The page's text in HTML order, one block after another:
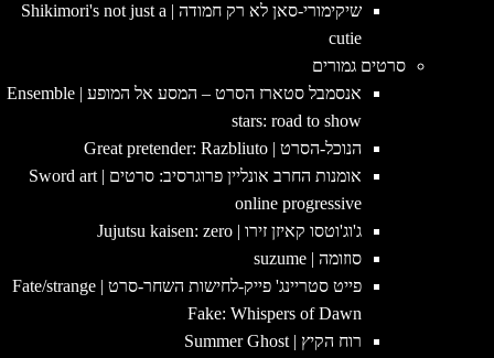
שיקימורי-סאן לא רק חמודה | Shikimori's not just a
cutie
סרטים גמורים
אנסמבל סטארז הסרט – המסע אל המופע | Ensemble
stars: road to show
הנוכל-הסרט | Great pretender: Razbliuto
אומנות החרב אונליין פרוגרסיב: סרטים | Sword art
online progressive
ג'וג'וטסו קאיזן זירו | Jujutsu kaisen: zero
סוזומה | suzume
פייט סטריינג' פייק-לחישות השחר-סרט | Fate/strange
Fake: Whispers of Dawn
רוח הקיץ | Summer Ghost